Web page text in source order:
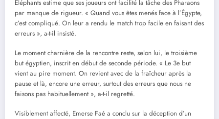
Éléphants estime que ses joueurs ont facilité la tâche des Pharaons
par manque de rigueur. « Quand vous êtes menés face à l’Égypte,
c’est compliqué. On leur a rendu le match trop facile en faisant des
erreurs », a-t-il insisté.
Le moment charnière de la rencontre reste, selon lui, le troisième
but égyptien, inscrit en début de seconde période. « Le 3e but
vient au pire moment. On revient avec de la fraîcheur après la
pause et là, encore une erreur, surtout des erreurs que nous ne
faisons pas habituellement », a-t-il regretté.
Visiblement affecté, Emerse Faé a conclu sur la déception d’un